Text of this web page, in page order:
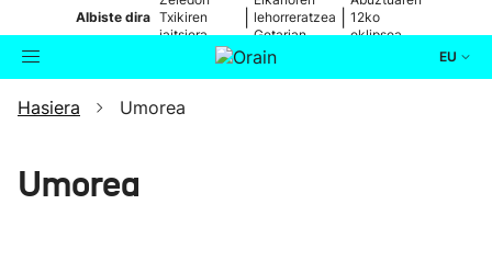
Albiste dira Txikiren
jaitsiera,
zuzenean
lehorreratzea
Getarian
12ko
eklipsea
EU
Bilatzailea
Hasiera Umorea
Umorea